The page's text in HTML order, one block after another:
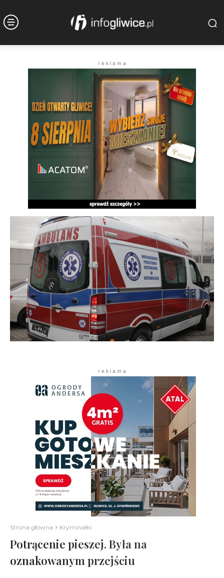
r e k l a m a
r e k l a m a
Strona główna Kryminałki
Potrącenie pieszej. Była na
oznakowanym przejściu